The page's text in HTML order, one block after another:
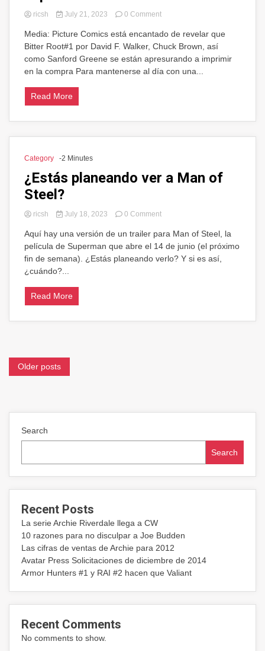
ricsh July 21, 2023 0 Commenton
Root#1
genera
dulcemente
Media: Picture Comics está encantado de revelar que
Bitter Root#1 por David F. Walker, Chuck Brown, así
como Sanford Greene se están apresurando a imprimir
en la compra Para mantenerse al día con una...
Read More
Category -2 Minutes
¿Estás planeando ver a Man of
Steel?
ricsh July 18, 2023 0 Commenton
planeando
ver
a
Aquí hay una versión de un trailer para Man of Steel, la
película de Superman que abre el 14 de junio (el próximo
fin de semana). ¿Estás planeando verlo? Y si es así,
¿cuándo?...
Read More
Posts
Older posts
Search
Search
Recent Posts
La serie Archie Riverdale llega a CW
10 razones para no disculpar a Joe Budden
Las cifras de ventas de Archie para 2012
Avatar Press Solicitaciones de diciembre de 2014
Armor Hunters #1 y RAI #2 hacen que Valiant
Recent Comments
No comments to show.